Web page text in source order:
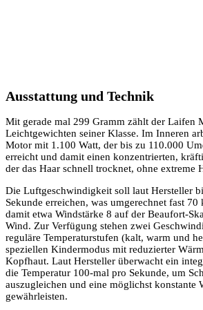
Ausstattung und Technik
Mit gerade mal 299 Gramm zählt der Laifen
Leichtgewichten seiner Klasse. Im Inneren
Motor mit 1.100 Watt, der bis zu 110.000
erreicht und damit einen konzentrierten,
der das Haar schnell trocknet, ohne extreme
Die Luftgeschwindigkeit soll laut Hersteller
Sekunde erreichen, was umgerechnet fast
damit etwa Windstärke 8 auf der Beaufort-
Wind. Zur Verfügung stehen zwei
reguläre Temperaturstufen (kalt, warm und
speziellen Kindermodus mit reduzierter
Kopfhaut. Laut Hersteller überwacht ein
die Temperatur 100-mal pro Sekunde, um
auszugleichen und eine möglichst konstante
gewährleisten.